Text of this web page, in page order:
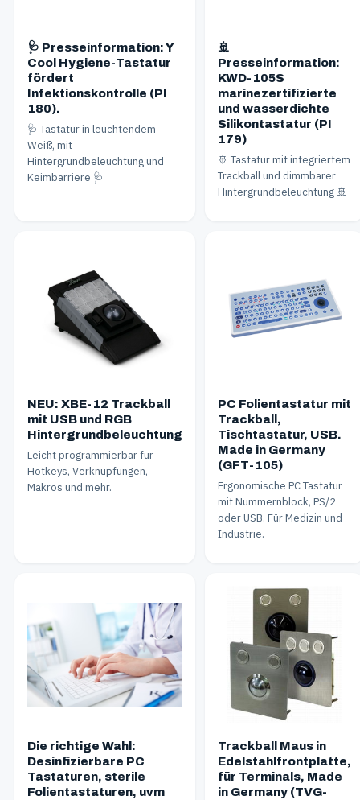
🩺 Presseinformation: Y
Cool Hygiene-Tastatur
fördert
Infektionskontrolle (PI
180).
🩺 Tastatur in leuchtendem
Weiß, mit
Hintergrundbeleuchtung und
Keimbarriere 🩺
🚢
Presseinformation:
KWD-105S
marinezertifizierte
und wasserdichte
Silikontastatur (PI
179)
🚢 Tastatur mit integriertem
Trackball und dimmbarer
Hintergrundbeleuchtung 🚢
NEU: XBE-12 Trackball
mit USB und RGB
Hintergrundbeleuchtung
Leicht programmierbar für
Hotkeys, Verknüpfungen,
Makros und mehr.
PC Folientastatur mit
Trackball,
Tischtastatur, USB.
Made in Germany
(GFT-105)
Ergonomische PC Tastatur
mit Nummernblock, PS/2
oder USB. Für Medizin und
Industrie.
Die richtige Wahl:
Desinfizierbare PC
Tastaturen, sterile
Folientastaturen, uvm
Trackball Maus in
Edelstahlfrontplatte,
für Terminals, Made
in Germany (TVG-